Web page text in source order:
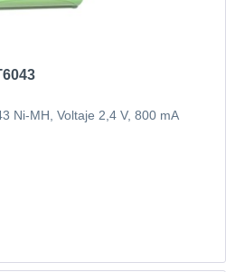
Ni-MH, Voltaje 2,4 V, 800 mA